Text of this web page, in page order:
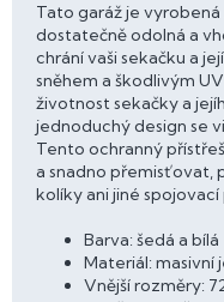
Tato garáž je
dostatečně odolná a
chrání vaši sekačku a
sněhem a škodlivým
životnost sekačky a
jednoduchý design se
Tento ochranný
a snadno přemisťovat,
kolíky ani jiné spojovací
Barva: šedá a bílá
Materiál: masivní
Vnější rozměry: